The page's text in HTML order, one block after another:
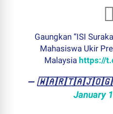
Gaungkan “ISI
Mahasiswa Ukir
Malaysia https://
— ​🇼​​🇦​​🇷​​🇹​​🇦​​🇯​​🇴​​🇬​​🇱​​🇴
January